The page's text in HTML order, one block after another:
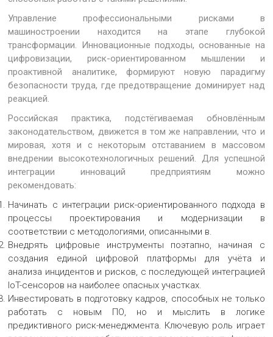
Управление профессиональными рисками в
машиностроении находится на этапе глубокой
трансформации. Инновационные подходы, основанные на
цифровизации, риск-ориентированном мышлении и
проактивной аналитике, формируют новую парадигму
безопасности труда, где предотвращение доминирует над
реакцией.
Российская практика, подстёгиваемая обновлённым
законодательством, движется в том же направлении, что и
мировая, хотя и с некоторым отставанием в массовом
внедрении высокотехнологичных решений. Для успешной
интеграции инноваций предприятиям можно
рекомендовать:
Начинать с интеграции риск-ориентированного подхода в
процессы проектирования и модернизации в
соответствии с методологиями, описанными в.
Внедрять цифровые инструменты поэтапно, начиная с
создания единой цифровой платформы для учёта и
анализа инцидентов и рисков, с последующей интеграцией
IoT-сенсоров на наиболее опасных участках.
Инвестировать в подготовку кадров, способных не только
работать с новым ПО, но и мыслить в логике
предиктивного риск-менеджмента. Ключевую роль играет